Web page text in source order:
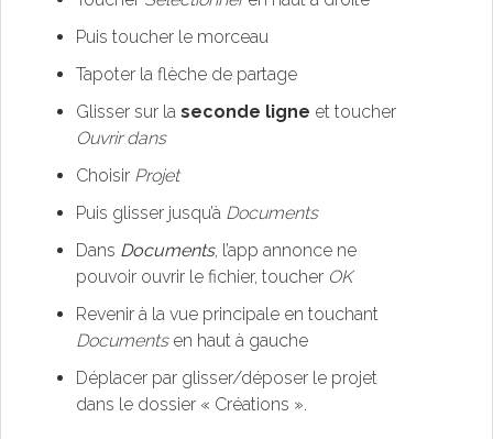
Puis toucher le morceau
Tapoter la flèche de partage
Glisser sur la seconde ligne et toucher
Ouvrir dans
Choisir Projet
Puis glisser jusqu’à Documents
Dans Documents, l’app annonce ne
pouvoir ouvrir le fichier, toucher OK
Revenir à la vue principale en touchant
Documentsen haut à gauche
Déplacer par glisser/déposer le projet
dans le dossier « Créations ».